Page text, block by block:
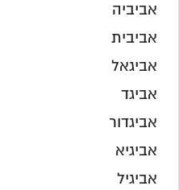
אביביה
אביבית
אביגאל
אביגד
אביגדור
אביגיא
אביגיל